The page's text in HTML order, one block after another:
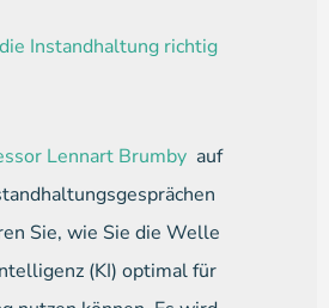
Instandhaltung richtig
Lennart Brumby auf
Sie, wie Sie die Welle
(KI) optimal für